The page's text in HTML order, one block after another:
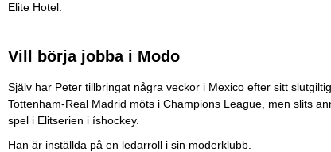
Elite Hotel.
Vill börja jobba i Modo
Själv har Peter tillbringat några veckor i Mexico efter sitt
Tottenham-Real Madrid möts i Champions League, men slits
spel i Elitserien i íshockey.
Han är inställda på en ledarroll i sin moderklubb.